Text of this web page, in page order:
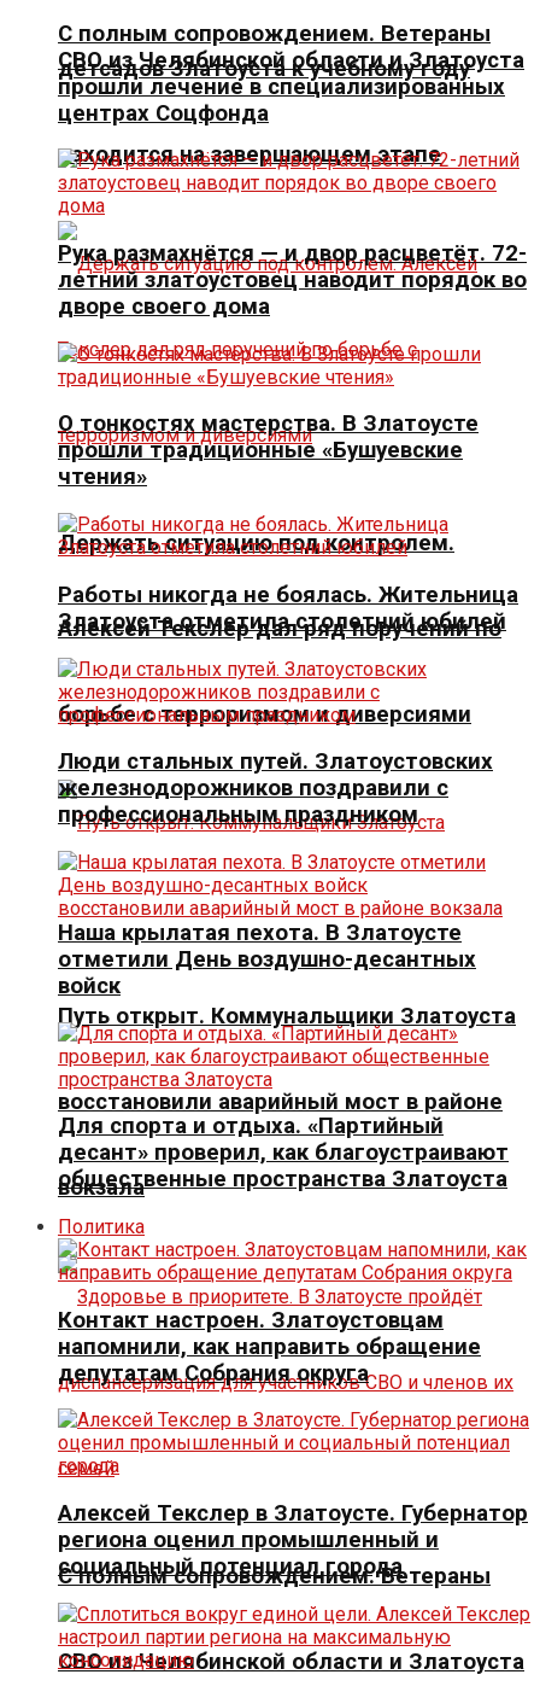
детсадов Златоуста к учебному году
находится на завершающем этапе
Держать ситуацию под контролем.
Алексей Текслер дал ряд поручений по
борьбе с терроризмом и диверсиями
Путь открыт. Коммунальщики Златоуста
восстановили аварийный мост в районе
вокзала
С полным сопровождением. Ветераны
СВО из Челябинской области и Златоуста
С полным сопровождением. Ветераны
СВО из Челябинской области и Златоуста
прошли лечение в специализированных
центрах Соцфонда
Рука размахнётся — и двор расцветёт. 72-
летний златоустовец наводит порядок во
дворе своего дома
О тонкостях мастерства. В Златоусте
прошли традиционные «Бушуевские
чтения»
Работы никогда не боялась. Жительница
Златоуста отметила столетний юбилей
Люди стальных путей. Златоустовских
железнодорожников поздравили с
профессиональным праздником
Наша крылатая пехота. В Златоусте
отметили День воздушно-десантных
войск
Для спорта и отдыха. «Партийный
десант» проверил, как благоустраивают
общественные пространства Златоуста
Политика
Контакт настроен. Златоустовцам
напомнили, как направить обращение
депутатам Собрания округа
Алексей Текслер в Златоусте. Губернатор
региона оценил промышленный и
социальный потенциал города